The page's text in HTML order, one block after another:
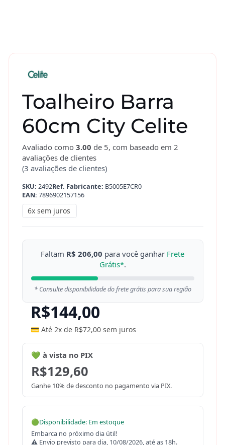
Toalheiro Barra
60cm City Celite
Avaliado como 3.00 de 5, com baseado em 2
avaliações de clientes
(3 avaliações de clientes)
SKU: 2492Ref. Fabricante: B5005E7CR0
EAN: 7896902157156
6x sem juros
Faltam R$ 206,00 para você ganhar Frete
Grátis*.
* Consulte disponibilidade do frete grátis para sua região
R$144,00
💳 Até 2x de R$72,00sem juros
💚 à vista no PIX
R$129,60
Ganhe 10% de desconto no pagamento via PIX.
🟢Disponibilidade: Em estoque
Embarca no próximo dia útil!
⚠ Envio previsto para dia, 10/08/2026, até as 18h.